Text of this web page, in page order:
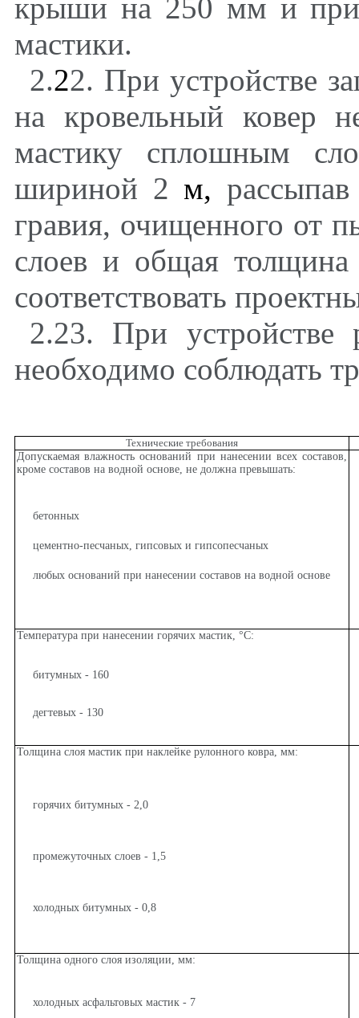
крыши на 250 мм и
мастики.
2.22. При устройстве
на кровельный ковер
мастику сплошным
шириной 2 м,
гравия, очищенного от
слоев и общая
соответствовать
2.23. При устройстве
необходимо соблюдать
Технические требования
Допускаемая влажность оснований при нанесении всех составов,
кроме составов на водной основе, не должна превышать:
бетонных
цементно-песчаных, гипсовых и гипсопесчаных
любых оснований при нанесении составов на водной основе
Температура при нанесении горячих мастик, °С:
битумных - 160
дегтевых - 130
Толщина слоя мастик при наклейке рулонного ковра, мм:
горячих битумных - 2,0
промежуточных слоев - 1,5
холодных битумных - 0,8
Толщина одного слоя изоляции, мм:
холодных асфальтовых мастик - 7